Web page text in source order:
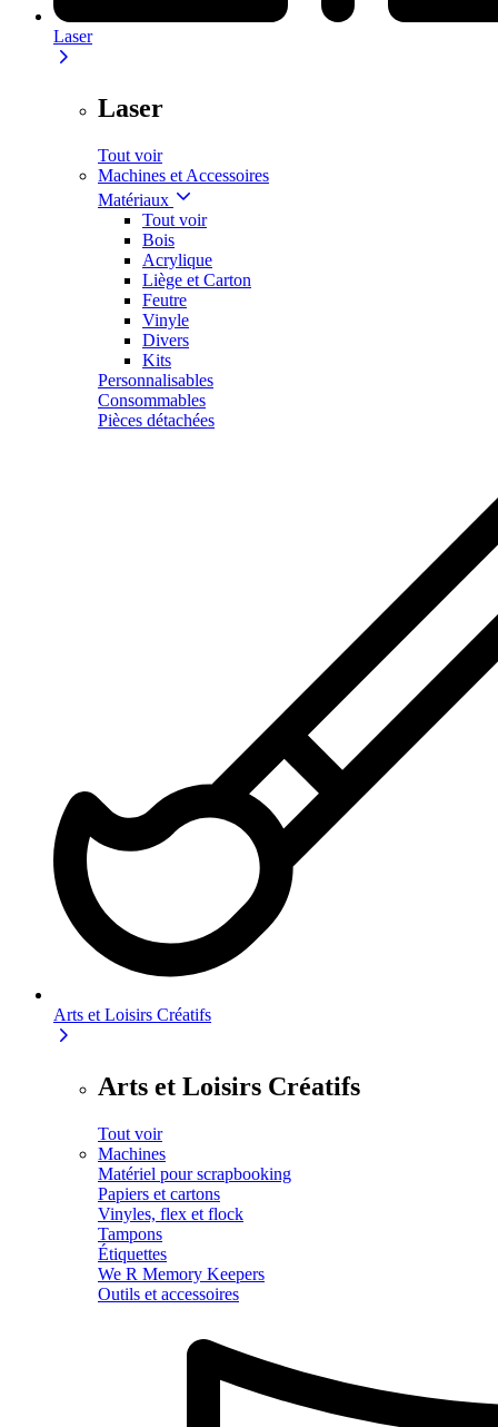
Laser
Laser
Tout voir
Machines et Accessoires
Matériaux
Tout voir
Bois
Acrylique
Liège et Carton
Feutre
Vinyle
Divers
Kits
Personnalisables
Consommables
Pièces détachées
Arts et Loisirs Créatifs
Arts et Loisirs Créatifs
Tout voir
Machines
Matériel pour scrapbooking
Papiers et cartons
Vinyles, flex et flock
Tampons
Étiquettes
We R Memory Keepers
Outils et accessoires